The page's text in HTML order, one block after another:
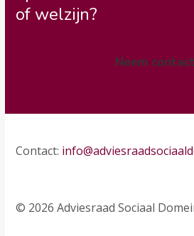
of welzijn?
Neem
Contact:
© 2026 Adviesraad Sociaal